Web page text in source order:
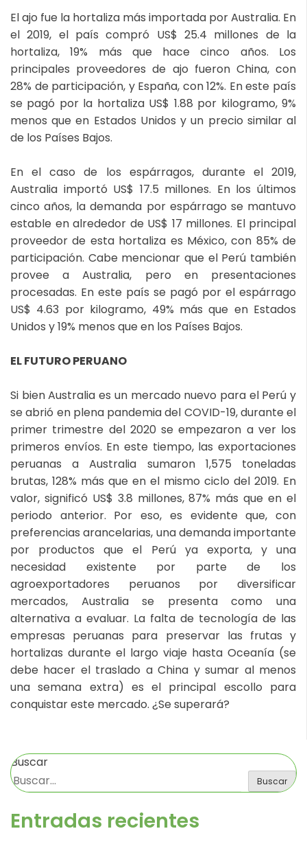
El ajo fue la hortaliza más importada por Australia. En
el 2019, el país compró US$ 25.4 millones de la
hortaliza, 19% más que hace cinco años. Los
principales proveedores de ajo fueron China, con
28% de participación, y España, con 12%. En este país
se pagó por la hortaliza US$ 1.88 por kilogramo, 9%
menos que en Estados Unidos y un precio similar al
de los Países Bajos.
En el caso de los espárragos, durante el 2019,
Australia importó US$ 17.5 millones. En los últimos
cinco años, la demanda por espárrago se mantuvo
estable en alrededor de US$ 17 millones. El principal
proveedor de esta hortaliza es México, con 85% de
participación. Cabe mencionar que el Perú también
provee a Australia, pero en presentaciones
procesadas. En este país se pagó por el espárrago
US$ 4.63 por kilogramo, 49% más que en Estados
Unidos y 19% menos que en los Países Bajos.
EL FUTURO PERUANO
Si bien Australia es un mercado nuevo para el Perú y
se abrió en plena pandemia del COVID-19, durante el
primer trimestre del 2020 se empezaron a ver los
primeros envíos. En este tiempo, las exportaciones
peruanas a Australia sumaron 1,575 toneladas
brutas, 128% más que en el mismo ciclo del 2019. En
valor, significó US$ 3.8 millones, 87% más que en el
periodo anterior. Por eso, es evidente que, con
preferencias arancelarias, una demanda importante
por productos que el Perú ya exporta, y una
necesidad existente por parte de los
agroexportadores peruanos por diversificar
mercados, Australia se presenta como una
alternativa a evaluar. La falta de tecnología de las
empresas peruanas para preservar las frutas y
hortalizas durante el largo viaje hasta Oceanía (se
debe hacer el traslado a China y sumar al menos
una semana extra) es el principal escollo para
conquistar este mercado. ¿Se superará?
Buscar
Buscar
Entradas recientes